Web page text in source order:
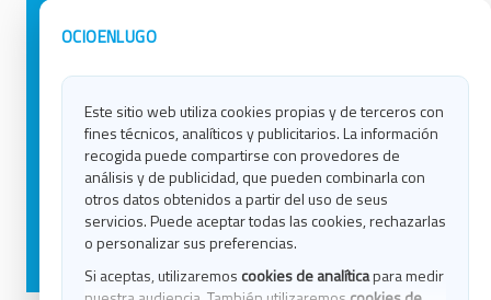
OCIOENLUGO
Este sitio web utiliza cookies propias y de terceros con
fines técnicos, analíticos y publicitarios. La información
recogida puede compartirse con provedores de
análisis y de publicidad, que pueden combinarla con
otros datos obtenidos a partir del uso de seus
servicios. Puede aceptar todas las cookies, rechazarlas
o personalizar sus preferencias.
Si aceptas, utilizaremos cookies de analíticapara medir
Avisos Legales
Contacto
Política de Cookies
Ocio en Lugo
Ocio en Ourense
Ocio en Pontevedra
Ocio en Santiago
Ocio en Vigo
Blog